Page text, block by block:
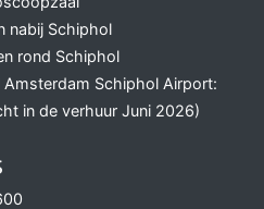
nabij Schiphol
rond Schiphol
Schiphol Airport:
in de verhuur Juni 2026)